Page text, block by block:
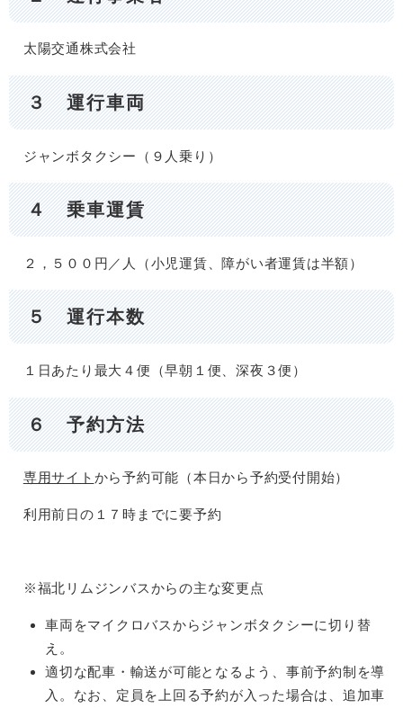
太陽交通株式会社
３ 運行車両
ジャンボタクシー（９人乗り）
４ 乗車運賃
２，５００円／人（小児運賃、障がい者運賃は半額）
５ 運行本数
１日あたり最大４便（早朝１便、深夜３便）
６ 予約方法
専用サイト から予約可能（本日から予約受付開始）
利用前日の１７時までに要予約
※福北リムジンバスからの主な変更点
車両をマイクロバスからジャンボタクシーに切り替
え。
適切な配車・輸送が可能となるよう、事前予約制を導
入。なお、定員を上回る予約が入った場合は、追加車